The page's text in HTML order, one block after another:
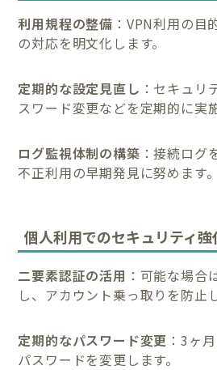
利用規程の整備 ：VPN利用の目
の対応を明文化します。
定期的な設定見直し ：セキュリ
スワード変更などを定期的に実
ログ監視体制の構築 ：接続ログ
不正利用の早期発見に努めます。
個人利用でのセキュリティ強
二要素認証の活用 ：可能な場合
し、アカウント乗っ取りを防止
定期的なパスワード変更 ：3ヶ
パスワードを変更します。